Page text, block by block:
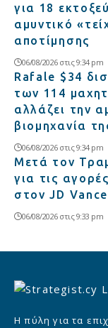
για 18
αμυντικό
αποτίμησης
06/08/2026 στις 9:34 pm
Rafale $34
των 114
αλλάζει την
βιομηχανία
06/08/2026 στις 9:34 pm
Μετά τον
για τις
στον JD Vance
06/08/2026 στις 9:33 pm
Η πύλη για τα